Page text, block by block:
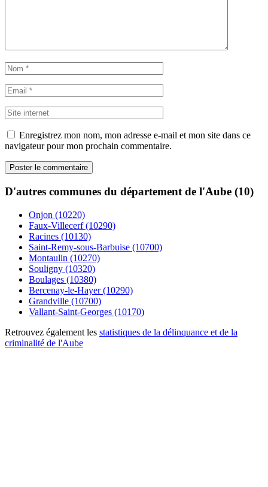
Enregistrez mon nom, mon adresse e-mail et mon site dans ce
navigateur pour mon prochain commentaire.
D'autres communes du département de l'Aube (10)
Onjon (10220)
Faux-Villecerf (10290)
Racines (10130)
Saint-Remy-sous-Barbuise (10700)
Montaulin (10270)
Souligny (10320)
Boulages (10380)
Bercenay-le-Hayer (10290)
Grandville (10700)
Vallant-Saint-Georges (10170)
Retrouvez également les statistiques de la délinquance et de la
criminalité de l'Aube